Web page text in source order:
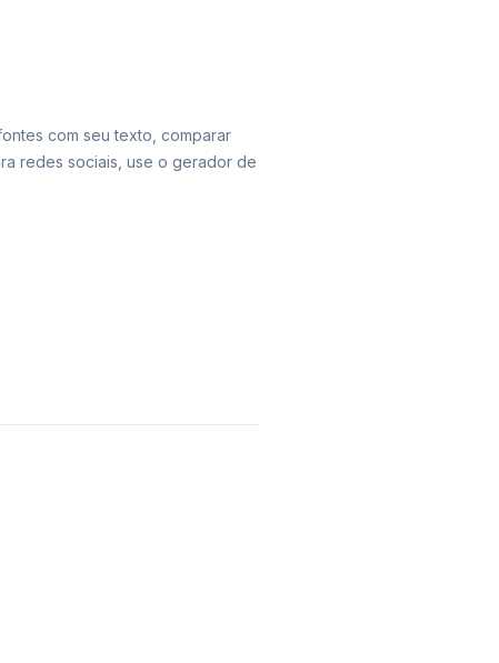
com seu texto, comparar
redes sociais, use o gerador de